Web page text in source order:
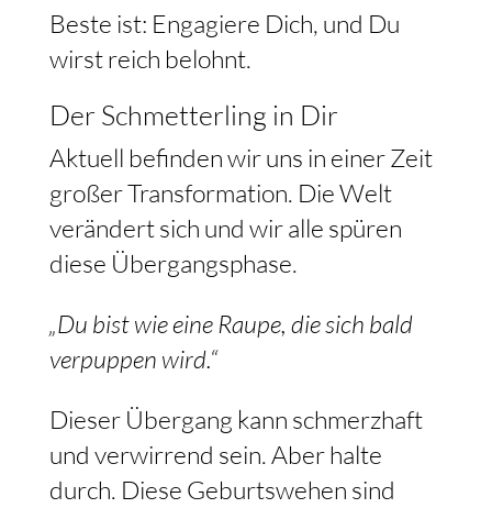
Beste ist: Engagiere Dich, und Du
wirst reich belohnt.
Der Schmetterling in Dir
Aktuell befinden wir uns in einer Zeit
großer Transformation. Die Welt
verändert sich und wir alle spüren
diese Übergangsphase.
„Du bist wie eine Raupe, die sich bald
verpuppen wird.“
Dieser Übergang kann schmerzhaft
und verwirrend sein. Aber halte
durch. Diese Geburtswehen sind